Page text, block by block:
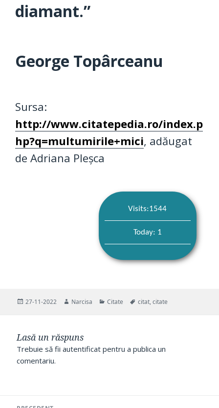
diamant.”
George Topârceanu
Sursa:
http://www.citatepedia.ro/index.p
hp?q=multumirile+mici, adăugat
de Adriana Pleșca
Visits:1544
Today: 1
Publicat
27-11-2022 Autor
Narcisa Categorii
Citate Etichete
citat,citate
Lasă un răspuns
Trebuie să fiiautentificat pentru a publica un
comentariu.